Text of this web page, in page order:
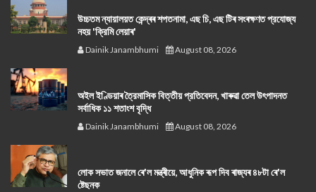
উচ্চতম ন্যায়ালয়ত কেন্দ্ৰৰ শপতনামা, এছ চি, এছ টিৰ সংৰক্ষণত প্রযোজ্য
নহয় 'ক্রিমি লেয়াৰ'
Dainik Janambhumi August 08, 2026
অইল ইণ্ডিয়াৰ ত্রৈমাসিক বিত্তীয় প্রতিবেদন, খাৰুৱা তেল উৎপাদনত
সর্বাধিক ১১ শতাংশ বৃদ্ধি
Dainik Janambhumi August 08, 2026
লোক সভাত জনালে ৰে'ল মন্ত্ৰীয়ে, আধুনিক ৰূপ দিব ৰাজ্যৰ ৪৮টা ৰে'ল
ষ্টেছনক